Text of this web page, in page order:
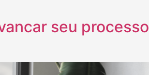
seu processo